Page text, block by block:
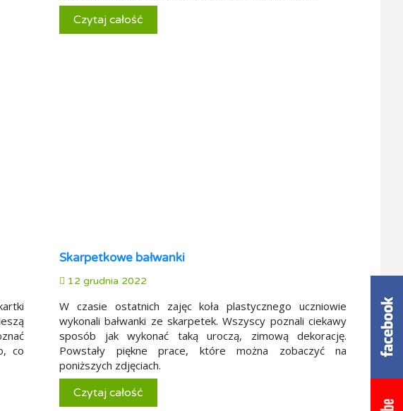
Czytaj całość
co
Skarpetkowe bałwanki
12 grudnia 2022
W czasie ostatnich zajęc koła plastycznego uczniowie
wykonali bałwanki ze skarpetek. Wszyscy poznali ciekawy
sposób jak wykonać taką uroczą, zimową dekorację.
Powstały piękne prace, które można zobaczyć na
poniższych zdjęciach.
Czytaj całość